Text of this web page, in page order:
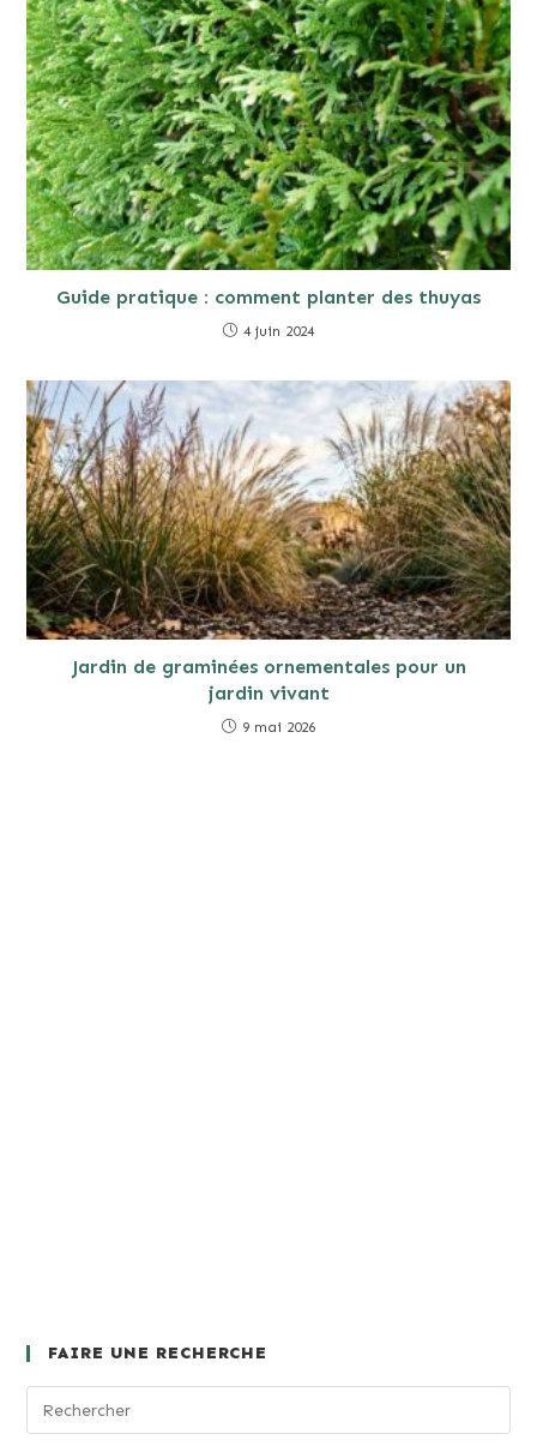
Guide pratique : comment planter des thuyas
4 juin 2024
Jardin de graminées ornementales pour un
jardin vivant
9 mai 2026
FAIRE UNE RECHERCHE